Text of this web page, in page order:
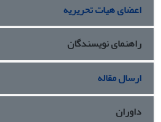
اعضای هیات تحریریه
راهنمای نویسندگان
ارسال مقاله
داوران